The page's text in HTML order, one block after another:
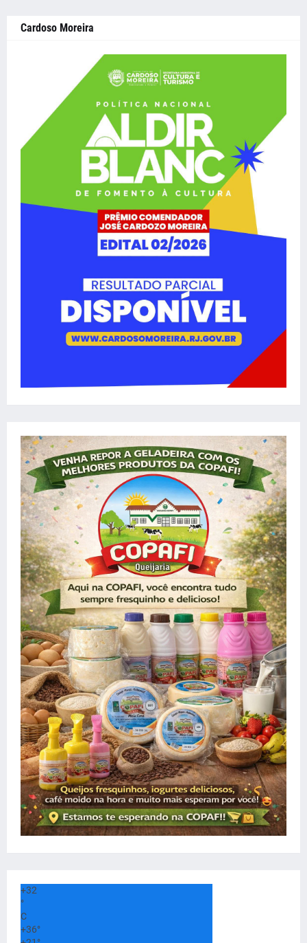
Cardoso Moreira
+32
°
C
+36°